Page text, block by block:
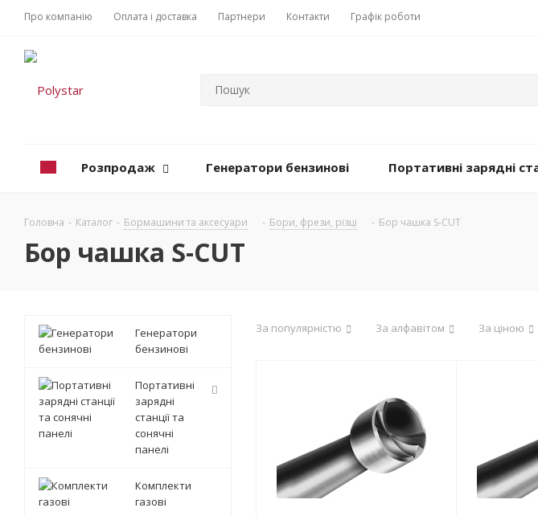
Про компанію Оплата і доставка Партнери Контакти Графік роботи
Розпродаж Генератори бензинові Портативні зарядні
Головна - Каталог - Бормашини та аксесуари - Бори, фрези, різці - Бор чашка S-CUT
Бор чашка S-CUT
За популярністю За алфавітом За ціною
Генератори
бензинові
Портативні
зарядні
станції та
сонячні
панелі
Комплекти
газові